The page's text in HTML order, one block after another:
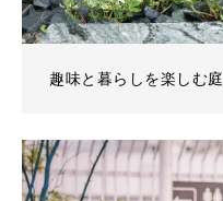
趣味と暮らしを楽しむ庭